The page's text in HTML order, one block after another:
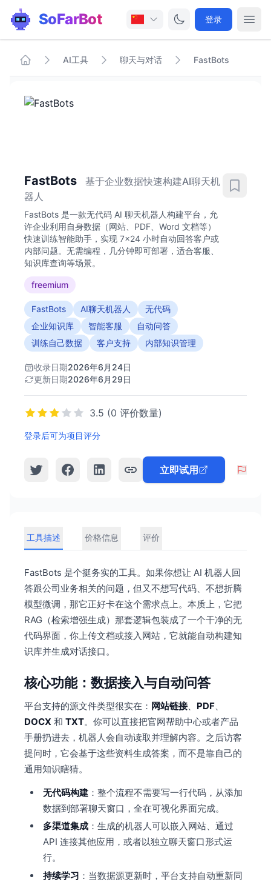
SoFarBot 登录
AI工具 聊天与对话 FastBots
FastBots
基于企业数据快速构建AI聊天机
器人
FastBots 是一款无代码 AI 聊天机器人构建平台，允
许企业利用自身数据（网站、PDF、Word 文档等）
快速训练智能助手，实现 7×24 小时自动回答客户或
内部问题。无需编程，几分钟即可部署，适合客服、
知识库查询等场景。
freemium
FastBots AI聊天机器人
无代码
企业知识库
智能客服
自动问答
训练自己数据
客户支持 内部知识管理
收录日期2026年6月24日
更新日期2026年6月29日
3.5 (0 评价数量)
登录后可为项目评分
立即试用
工具描述 价格信息 评价
FastBots 是个挺务实的工具。如果你想让 AI 机器人回
答跟公司业务相关的问题，但又不想写代码、不想折腾
模型微调，那它正好卡在这个需求点上。本质上，它把
RAG（检索增强生成）那套逻辑包装成了一个干净的无
代码界面，你上传文档或接入网站，它就能自动构建知
识库并生成对话接口。
核心功能：数据接入与自动问答
平台支持的源文件类型很实在： 网站链接、 PDF、
DOCX 和 TXT。你可以直接把官网帮助中心或者产品
手册扔进去，机器人会自动读取并理解内容。之后访客
提问时，它会基于这些资料生成答案，而不是靠自己的
通用知识瞎猜。
无代码构建：整个流程不需要写一行代码，从添加
数据到部署聊天窗口，全在可视化界面完成。
多渠道集成：生成的机器人可以嵌入网站、通过
API 连接其他应用，或者以独立聊天窗口形式运
行。
持续学习 ：当数据源更新时，平台支持自动重新同